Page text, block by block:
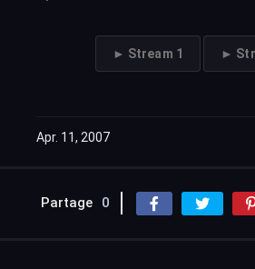
► Stream 1 ►
Apr. 11, 2007
Partage 0